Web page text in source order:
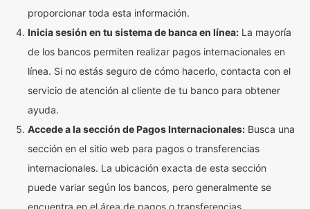
proporcionar toda esta información.
Inicia sesión en tu sistema de banca en línea: La mayoría
de los bancos permiten realizar pagos internacionales en
línea. Si no estás seguro de cómo hacerlo, contacta con el
servicio de atención al cliente de tu banco para obtener
ayuda.
Accede a la sección de Pagos Internacionales: Busca una
sección en el sitio web para pagos o transferencias
internacionales. La ubicación exacta de esta sección
puede variar según los bancos, pero generalmente se
encuentra en el área de pagos o transferencias.